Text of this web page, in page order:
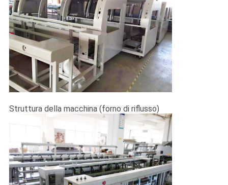
VR
MAPPA
DEL
SITO
PRIVACY
POLICY
Struttura della macchina (forno di riflusso)